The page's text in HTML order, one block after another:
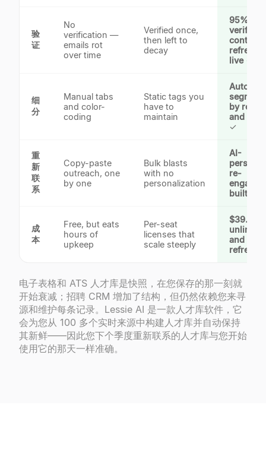
验
证
No
verification —
emails rot
over time
Verified once,
then left to
decay
95%+
verified
live✓
细
分
Manual tabs
and color-
coding
Static tags you
have to
maintain
Auto-
by role,
and
✓
重
新
联
系
Copy-paste
outreach, one
by one
Bulk blasts
with no
personalization
AI-
re-
built in
成
本
Free, but eats
hours of
upkeep
Per-seat
licenses that
scale steeply
$39.9/
and self-
电子表格和 ATS 人才库是快照，在您保存的那一刻就
开始衰减；招聘 CRM 增加了结构，但仍然依赖您来寻
源和维护每条记录。Lessie AI 是一款人才库软件，它
会为您从 100 多个实时来源中构建人才库并自动保持
其新鲜——因此您下个季度重新联系的人才库与您开始
使用它的那天一样准确。